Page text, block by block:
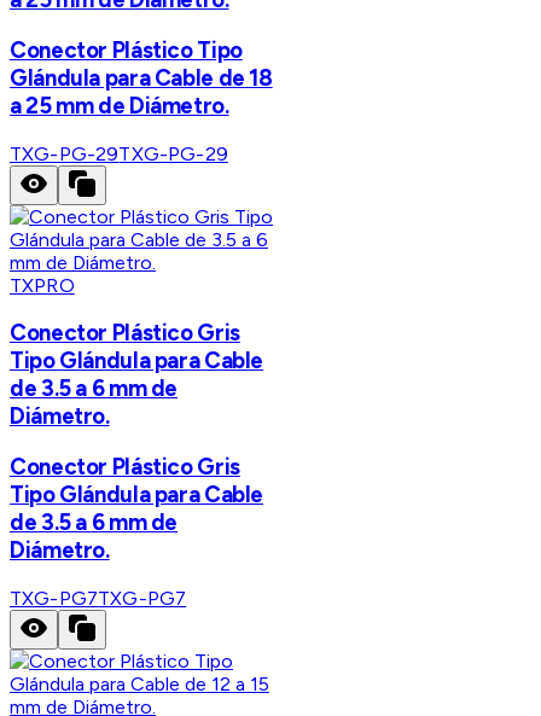
Conector Plástico Tipo
Glándula para Cable de 18
a 25 mm de Diámetro.
TXG-PG-29TXG-PG-29
TXPRO
Conector Plástico Gris
Tipo Glándula para Cable
de 3.5 a 6 mm de
Diámetro.
Conector Plástico Gris
Tipo Glándula para Cable
de 3.5 a 6 mm de
Diámetro.
TXG-PG7TXG-PG7